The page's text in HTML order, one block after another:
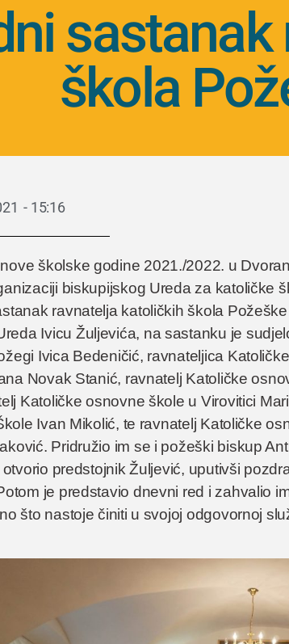
škola
- 15:16
školske godine 2021./2022. u
biskupijskog Ureda za katoličke
ravnatelja katoličkih škola
Ivicu Žuljevića, na sastanku je
Ivica Bedeničić, ravnateljica
Novak Stanić, ravnatelj Katoličke
Katoličke osnovne škole u Virovitici
Ivan Mikolić, te ravnatelj Katoličke
Pridružio im se i požeški biskup
otvorio predstojnik Žuljević, uputivši
je predstavio dnevni red i zahvalio
što nastoje činiti u svojoj odgovornoj